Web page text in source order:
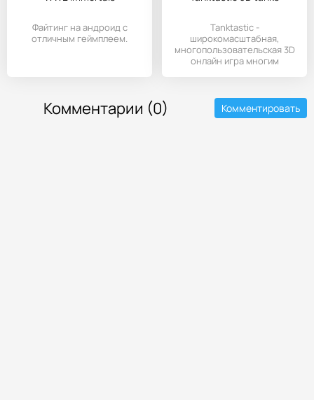
Файтинг на андроид с
отличным геймплеем.
Tanktastic -
широкомасштабная,
многопользовательская 3D
онлайн игра многим
Комментарии (0) Комментировать